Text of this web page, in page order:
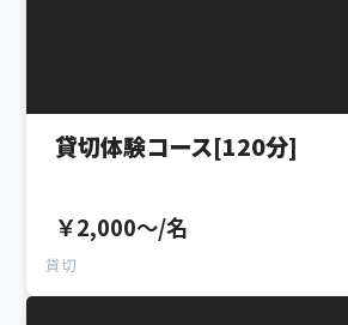
貸切体験コース[120分]
￥2,000〜/名
貸切